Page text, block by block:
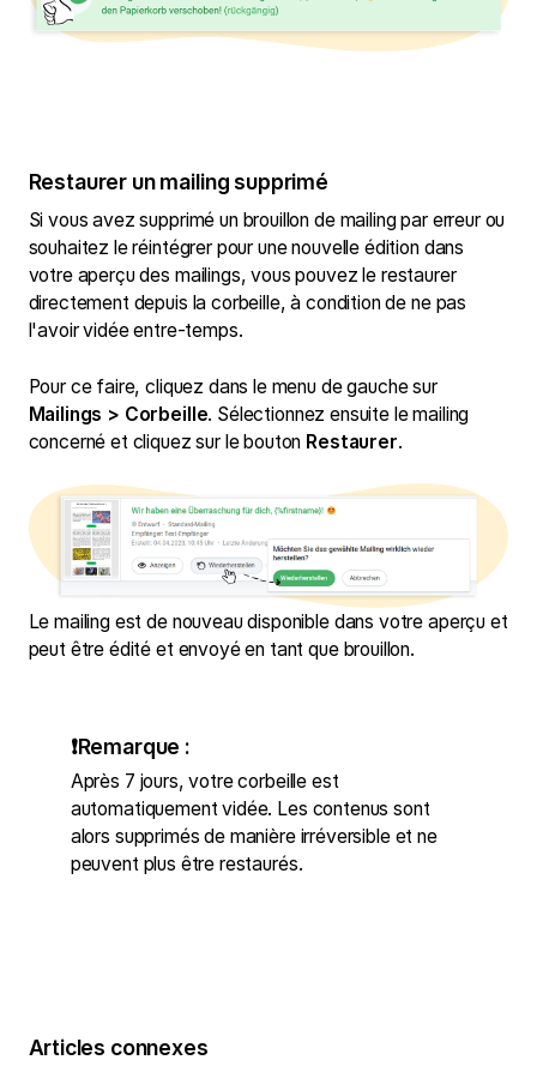
Restaurer un mailing supprimé
Si vous avez supprimé un brouillon de mailing par erreur ou
souhaitez le réintégrer pour une nouvelle édition dans
votre aperçu des mailings, vous pouvez le restaurer
directement depuis la corbeille, à condition de ne pas
l'avoir vidée entre-temps.
Pour ce faire, cliquez dans le menu de gauche sur
Mailings > Corbeille. Sélectionnez ensuite le mailing
concerné et cliquez sur le bouton Restaurer.
Le mailing est de nouveau disponible dans votre aperçu et
peut être édité et envoyé en tant que brouillon.
❗Remarque :
Après 7 jours, votre corbeille est
automatiquement vidée. Les contenus sont
alors supprimés de manière irréversible et ne
peuvent plus être restaurés.
Articles connexes